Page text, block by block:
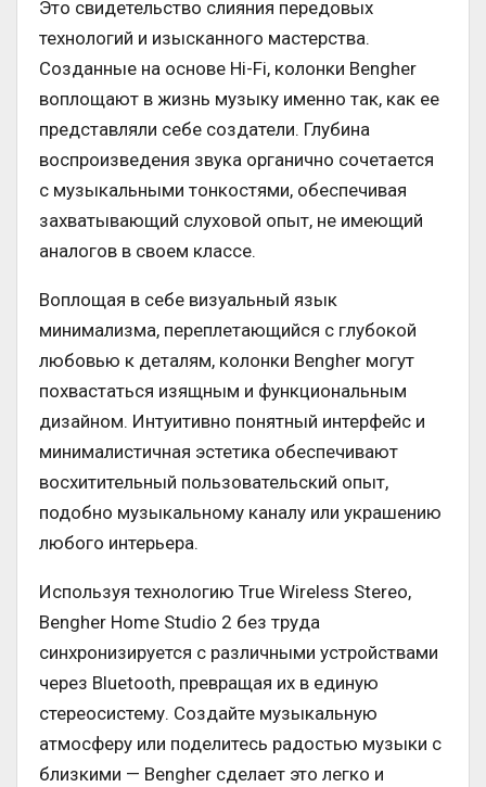
Это свидетельство слияния передовых
технологий и изысканного мастерства.
Созданные на основе Hi-Fi, колонки Bengher
воплощают в жизнь музыку именно так, как ее
представляли себе создатели. Глубина
воспроизведения звука органично сочетается
с музыкальными тонкостями, обеспечивая
захватывающий слуховой опыт, не имеющий
аналогов в своем классе.
Воплощая в себе визуальный язык
минимализма, переплетающийся с глубокой
любовью к деталям, колонки Bengher могут
похвастаться изящным и функциональным
дизайном. Интуитивно понятный интерфейс и
минималистичная эстетика обеспечивают
восхитительный пользовательский опыт,
подобно музыкальному каналу или украшению
любого интерьера.
Используя технологию True Wireless Stereo,
Bengher Home Studio 2 без труда
синхронизируется с различными устройствами
через Bluetooth, превращая их в единую
стереосистему. Создайте музыкальную
атмосферу или поделитесь радостью музыки с
близкими — Bengher сделает это легко и